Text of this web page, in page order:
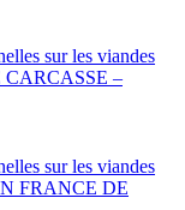
sur les viandes
–
sur les viandes
FRANCE DE